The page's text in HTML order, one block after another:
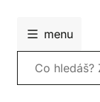
menu
Vyhledávání